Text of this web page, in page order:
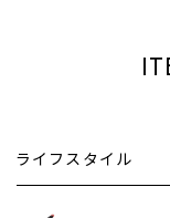
ライフスタイル